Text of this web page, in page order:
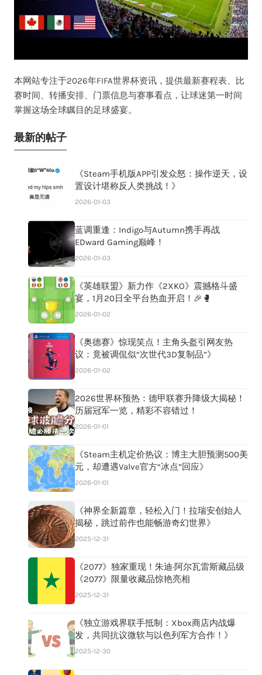
本网站专注于2026年FIFA世界杯资讯，提供最新赛程表、比
赛时间、转播安排、门票信息与赛事看点，让球迷第一时间
掌握这场全球瞩目的足球盛宴。
最新的帖子
《Steam手机版APP引发众怒：操作逆天，设
置设计堪称反人类挑战！》
2026-01-03
蓝调重逢：Indigo与Autumn携手再战
EDward Gaming巅峰！
2026-01-03
《英雄联盟》新力作《2XKO》震撼格斗盛
宴，1月20日全平台热血开启！🎉🥊
2026-01-02
《奥德赛》惊现笑点！主角头盔引网友热
议：竟被调侃似“次世代3D复制品”》
2026-01-02
2026世界杯预热：德甲联赛升降级大揭秘！
历届冠军一览，精彩不容错过！
2026-01-01
《Steam主机定价热议：博主大胆预测500美
元，却遭遇Valve官方“冰点”回应》
2026-01-01
《神界全新篇章，轻松入门！拉瑞安创始人
揭秘，跳过前作也能畅游奇幻世界》
2025-12-31
《2077》独家重现！朱迪·阿尔瓦雷斯藏品级
《2077》限量收藏品惊艳亮相
2025-12-31
《独立游戏界联手抵制：Xbox商店内战爆
发，共同抗议微软与以色列军方合作！》
2025-12-30